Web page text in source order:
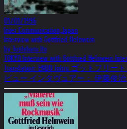
01/01/1996
Inter Communication,Japan
Interview with Gottfried Helnwein
by Toshiharu Ito
TOKYO Interview with Gottfried Helnwein
Translation: ENDO Tohru ゴットフリ
ビュー インタヴュアー： 伊藤俊